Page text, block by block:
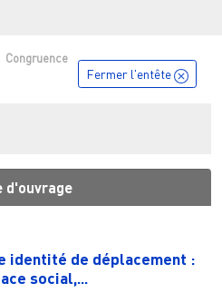
Congruence
Fermer l'entête
d'ouvrage
identité de déplacement :
social,...